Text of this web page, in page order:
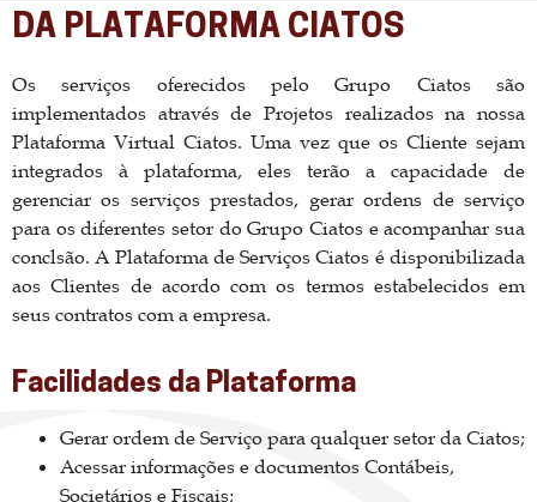
DA PLATAFORMA CIATOS
Os serviços oferecidos pelo Grupo Ciatos são
implementados através de Projetos realizados na nossa
Plataforma Virtual Ciatos. Uma vez que os Cliente sejam
integrados à plataforma, eles terão a capacidade de
gerenciar os serviços prestados, gerar ordens de serviço
para os diferentes setor do Grupo Ciatos e acompanhar sua
conclsão. A Plataforma de Serviços Ciatos é disponibilizada
aos Clientes de acordo com os termos estabelecidos em
seus contratos com a empresa.
Facilidades da Plataforma
Gerar ordem de Serviço para qualquer setor da Ciatos;
Acessar informações e documentos Contábeis,
Societários e Fiscais;